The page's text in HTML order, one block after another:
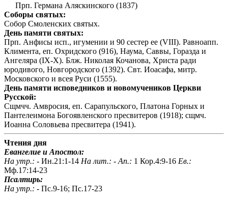
Прп. Германа Аляскинского (1837)
Соборы святых:
Собор Смоленских святых.
День памяти святых:
Прп. Анфисы исп., игумении и 90 сестер ее (VIII). Равноапп.
Климента, еп. Охридского (916), Наума, Саввы, Горазда и
Ангеляра (IX-X). Блж. Николая Кочанова, Христа ради
юродивого, Новгородского (1392). Свт. Иоасафа, митр.
Московского и всея Руси (1555).
День памяти исповедников и новомучеников Церкви
Русской:
Сщмчч. Амвросия, еп. Сарапульского, Платона Горных и
Пантелеимона Богоявленского пресвитеров (1918); сщмч.
Иоанна Соловьева пресвитера (1941).
Чтения дня
Евангелие и Апостол:
На утр.: - Ин.21:1-14 На лит.: - Ап.: 1 Кор.4:9-16 Ев.:
Мф.17:14-23
Псалтирь:
На утр.: - Пс.9-16; Пс.17-23